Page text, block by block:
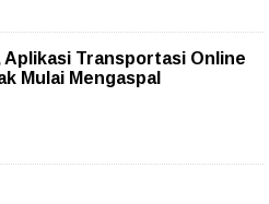
Transportasi Online
Mulai Mengaspal